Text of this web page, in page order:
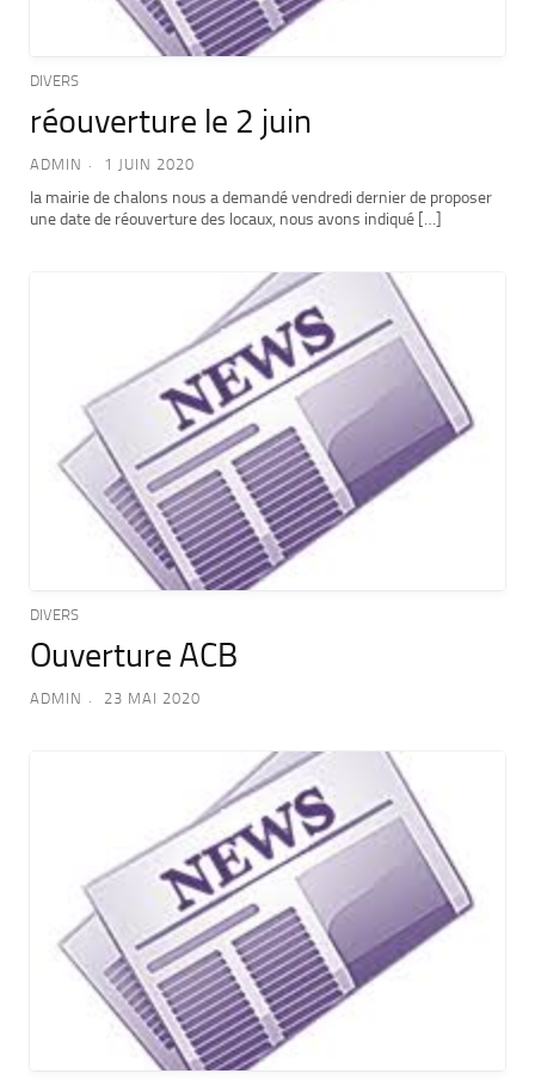
DIVERS
réouverture le 2 juin
ADMIN 1 JUIN 2020
la mairie de chalons nous a demandé vendredi dernier de proposer
une date de réouverture des locaux, nous avons indiqué […]
DIVERS
Ouverture ACB
ADMIN 23 MAI 2020